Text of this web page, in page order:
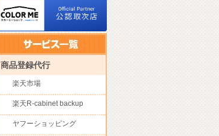
商品登録代行
楽天市場
楽天R-cabinet backup
ヤフーショッピング